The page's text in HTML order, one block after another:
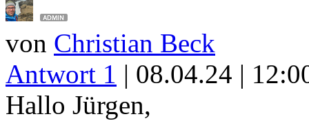
von Christian Beck
Antwort 1 | 08.04.24 |
Hallo Jürgen,